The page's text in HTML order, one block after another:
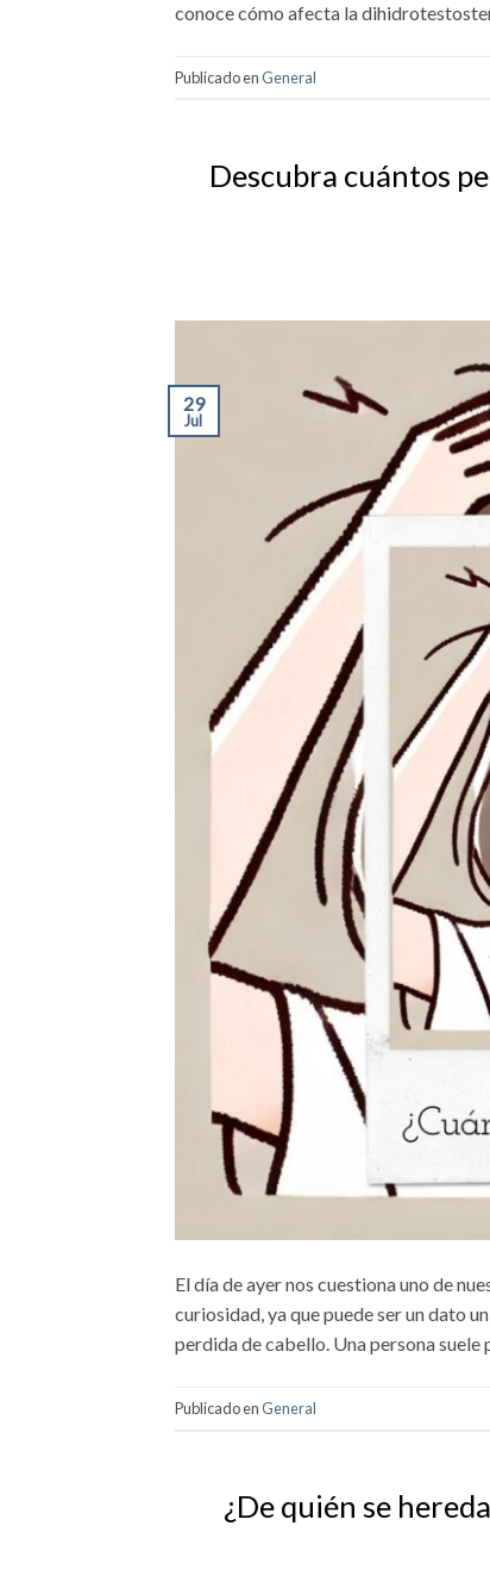
conoce cómo afecta la
Publicado enGeneral
Descubra cuántos
29
Jul
El día de ayer nos cuestiona uno de
curiosidad, ya que puede ser un dato
perdida de cabello. Una persona
Publicado enGeneral
¿De quién se